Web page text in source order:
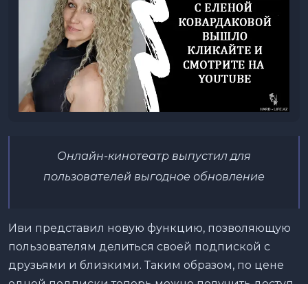
Онлайн-кинотеатр выпустил для
пользователей выгодное обновление
Иви представил новую функцию, позволяющую
пользователям делиться своей подпиской с
друзьями и близкими. Таким образом, по цене